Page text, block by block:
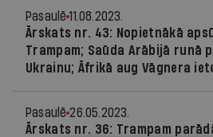
Pasaulē 11.08.2023.
Ārskats nr. 43: Nopietnākā
Trampam; Saūda Arābijā runā
Ukrainu; Āfrikā aug Vāgnera
Pasaulē 26.05.2023.
Ārskats nr. 36: Trampam